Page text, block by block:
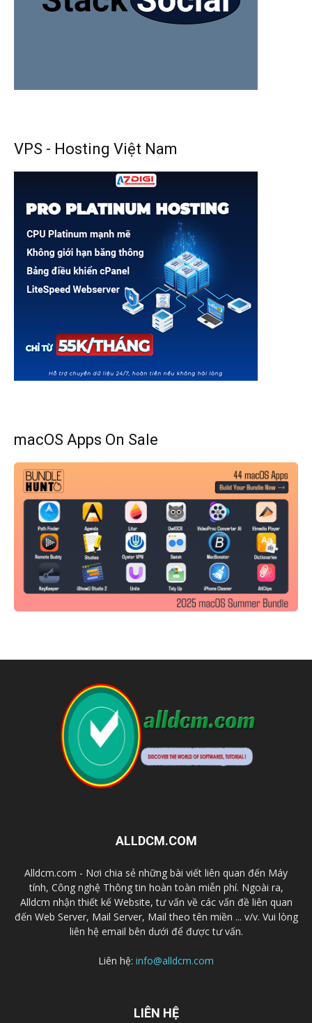
VPS - Hosting Việt Nam
macOS Apps On Sale
ALLDCM.COM
Alldcm.com - Nơi chia sẻ những bài viết liên quan đến Máy
tính, Công nghệ Thông tin hoàn toàn miễn phí. Ngoài ra,
Alldcm nhận thiết kế Website, tư vấn về các vấn đề liên quan
đến Web Server, Mail Server, Mail theo tên miền ... v/v. Vui lòng
liên hệ email bên dưới để được tư vấn.
Liên hệ: info@alldcm.com
LIÊN HỆ